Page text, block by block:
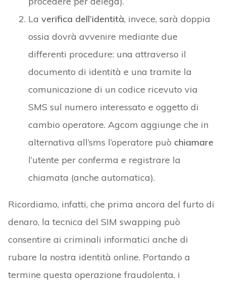
La verifica dell’identità, invece, sarà doppia
ossia dovrà avvenire mediante due
differenti procedure: una attraverso il
documento di identità e una tramite la
comunicazione di un codice ricevuto via
SMS sul numero interessato e oggetto di
cambio operatore. Agcom aggiunge che in
alternativa all’sms l’operatore può chiamare
l’utente per conferma e registrare la
chiamata (anche automatica).
Ricordiamo, infatti, che prima ancora del furto di
denaro, la tecnica del SIM swapping può
consentire ai criminali informatici anche di
rubare la nostra identità online. Portando a
termine questa operazione fraudolenta, i